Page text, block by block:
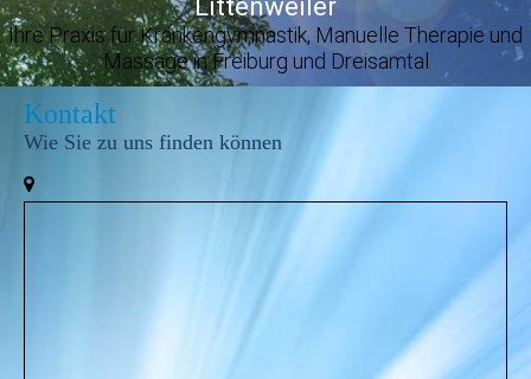
Ihre Praxis für Krankengymnastik, Manuelle Therapie und
Massage in Freiburg und Dreisamtal
Kontakt
Wie Sie zu uns finden können